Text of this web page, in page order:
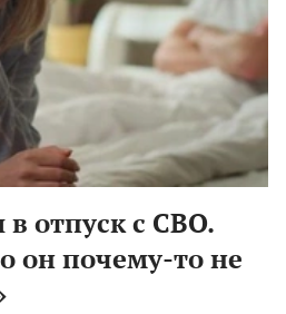
отпуск с СВО.
он почему-то не